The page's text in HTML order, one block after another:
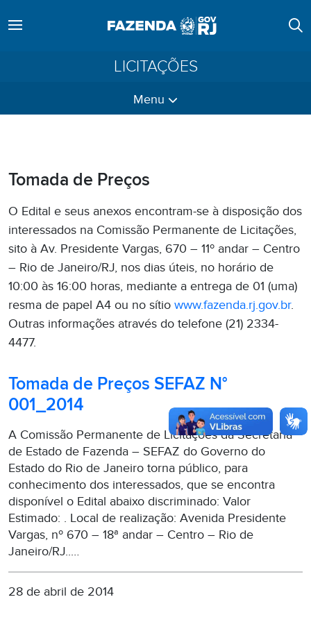
LICITAÇÕES
Menu
Tomada de Preços
O Edital e seus anexos encontram-se à disposição dos
interessados na Comissão Permanente de Licitações,
sito à Av. Presidente Vargas, 670 – 11º andar – Centro
– Rio de Janeiro/RJ, nos dias úteis, no horário de
10:00 às 16:00 horas, mediante a entrega de 01 (uma)
resma de papel A4 ou no sítio www.fazenda.rj.gov.br.
Outras informações através do telefone (21) 2334-
4477.
Tomada de Preços SEFAZ N°
001_2014
A Comissão Permanente de Licitações da Secretaria
de Estado de Fazenda – SEFAZ do Governo do
Estado do Rio de Janeiro torna público, para
conhecimento dos interessados, que se encontra
disponível o Edital abaixo discriminado: Valor
Estimado: . Local de realização: Avenida Presidente
Vargas, nº 670 – 18ª andar – Centro – Rio de
Janeiro/RJ..…
28 de abril de 2014